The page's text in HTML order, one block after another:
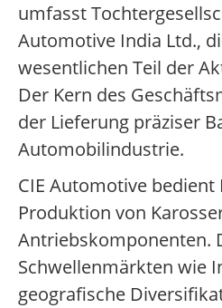
umfasst
Automotive India Ltd.,
wesentlichen Teil der
Der Kern des
der Lieferung präziser
Automobilindustrie.
CIE Automotive bedient
Produktion von
Antriebskomponenten.
Schwellenmärkten wie
geografische